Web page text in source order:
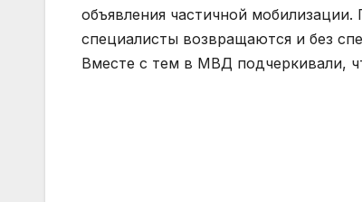
объявления частичной
специалисты возвращаются и без
Вместе с тем в МВД подчеркивали,